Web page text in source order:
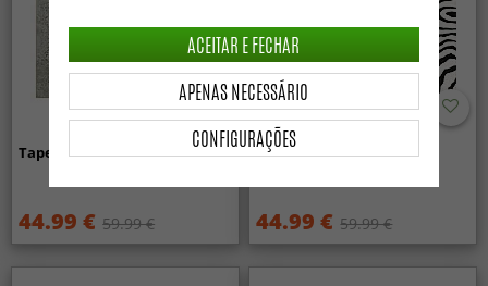
Tapete Wilton - Mateur (bege)
44.99 € 59.99 €
Tapete Wilton - Zebra
44.99 € 59.99 €
CONFIGURAÇÕES
APENAS NECESSÁRIO
ACEITAR E FECHAR